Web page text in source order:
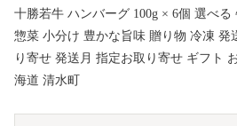
十勝若牛 ハンバーグ 100g × 6個 選べ
惣菜 小分け 豊かな旨味 贈り物 冷凍 発
り寄せ 発送月 指定お取り寄せ ギフト
海道 清水町